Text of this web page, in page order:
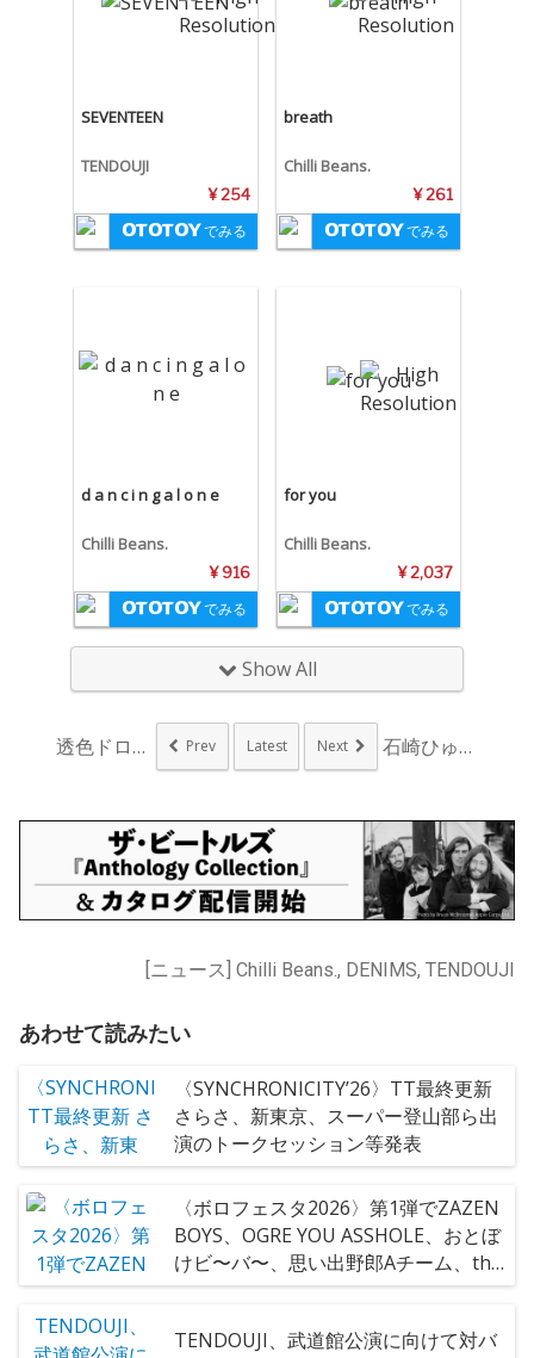
SEVENTEEN
TENDOUJI
¥ 254
でみる
breath
Chilli Beans.
¥ 261
でみる
d a n c i n g a l o n e
Chilli Beans.
¥ 916
でみる
for you
Chilli Beans.
¥ 2,037
でみる
Show All
透色ドロップ、新宿ア... Prev Latest Next 石崎ひゅーい、TVア...
[ニュース] Chilli Beans., DENIMS, TENDOUJI
あわせて読みたい
〈SYNCHRONICITY’26〉TT最終更新
さらさ、新東京、スーパー登山部ら出
演のトークセッション等発表
〈ボロフェスタ2026〉第1弾でZAZEN
BOYS、OGRE YOU ASSHOLE、おとぼ
けビ〜バ〜、思い出野郎Aチーム、the
bercedes menz、奇妙礼太郎BAND、
TENDOUJI、武道館公演に向けて対バ